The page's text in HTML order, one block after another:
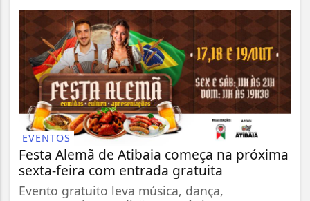
EVENTOS
Festa Alemã de Atibaia começa na próxima
sexta-feira com entrada gratuita
Evento gratuito leva música, dança,